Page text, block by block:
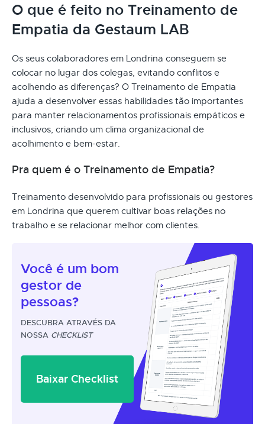
O que é feito no Treinamento de
Empatia da Gestaum LAB
Os seus colaboradores em Londrina conseguem se
colocar no lugar dos colegas, evitando conflitos e
acolhendo as diferenças? O Treinamento de Empatia
ajuda a desenvolver essas habilidades tão importantes
para manter relacionamentos profissionais empáticos e
inclusivos, criando um clima organizacional de
acolhimento e bem-estar.
Pra quem é o Treinamento de Empatia?
Treinamento desenvolvido para profissionais ou gestores
em Londrina que querem cultivar boas relações no
trabalho e se relacionar melhor com clientes.
Você é um bom
gestor de
pessoas?
DESCUBRA ATRAVÉS DA
NOSSA CHECKLIST
Baixar Checklist